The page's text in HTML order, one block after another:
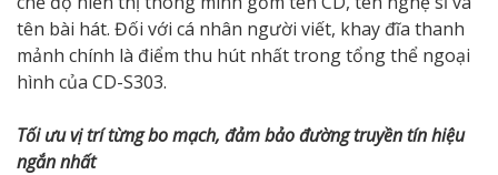
tên bài hát. Đối với cá nhân người viết, khay đĩa thanh
mảnh chính là điểm thu hút nhất trong tổng thể ngoại
hình của CD-S303.
Tối ưu vị trí từng bo mạch, đảm bảo đường truyền tín hiệu
ngắn nhất